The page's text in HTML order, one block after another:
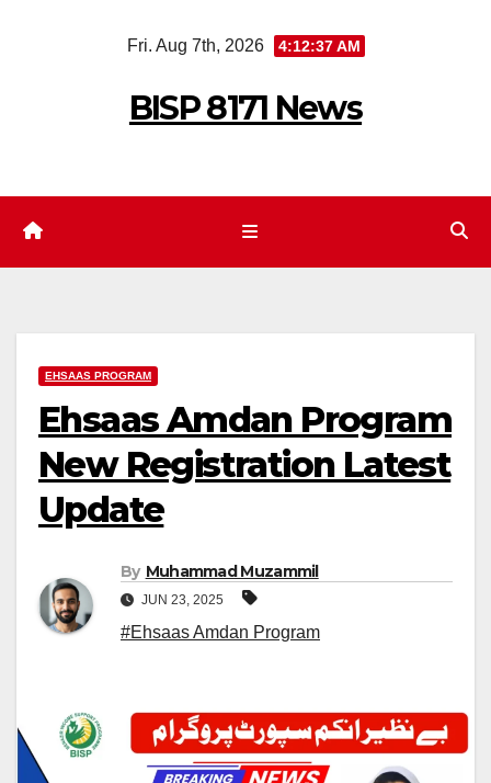
Fri. Aug 7th, 2026 4:12:37 AM
BISP 8171 News
EHSAAS PROGRAM
Ehsaas Amdan Program
New Registration Latest
Update
By Muhammad Muzammil
JUN 23, 2025
#Ehsaas Amdan Program